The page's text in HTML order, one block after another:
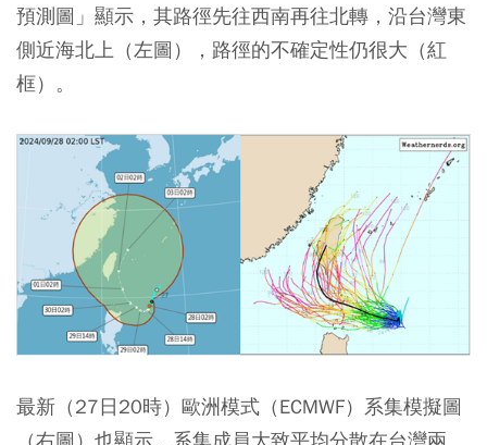
預測圖」顯示，其路徑先往西南再往北轉，沿台灣東
側近海北上（左圖），路徑的不確定性仍很大（紅
框）。
最新（27日20時）歐洲模式（ECMWF）系集模擬圖